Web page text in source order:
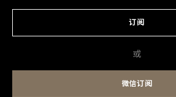
订阅
或
微信订阅